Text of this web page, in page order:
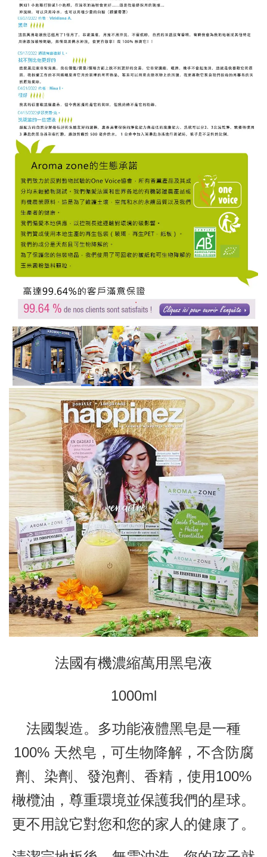
法國有機濃縮萬用黑皂液
1000ml
法國製造。多功能液體黑皂是一種
100% 天然皂，可生物降解，不含防腐
劑、染劑、發泡劑、香精，使用100%
橄欖油，尊重環境並保護我們的星球。
更不用說它對您和您的家人的健康了。